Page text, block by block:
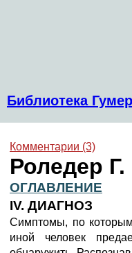
Библиотека Гумер
Комментарии (3)
Роледер
ОГЛАВЛЕНИЕ
IV. ДИАГНОЗ
Симптомы, по
иной человек